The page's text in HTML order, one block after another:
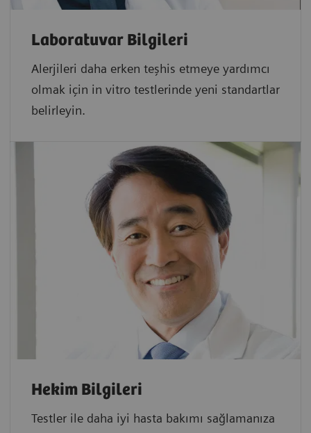
Laboratuvar Bilgileri
Alerjileri daha erken teşhis etmeye yardımcı
olmak için in vitro testlerinde yeni standartlar
belirleyin.
Hekim Bilgileri
Testler ile daha iyi hasta bakımı sağlamanıza